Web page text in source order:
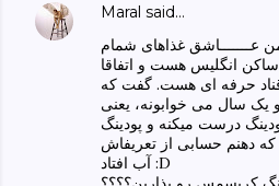
Maral said…
عـــــــاشق غذاهای شمام
انگلیس هست و اتفاقا
حرفه ای هست. گفت که
سال می خوابونه، یعنی
درست میکنه و پودینگ
دهنم حسابی از تعریفاش
آب افتاد :D